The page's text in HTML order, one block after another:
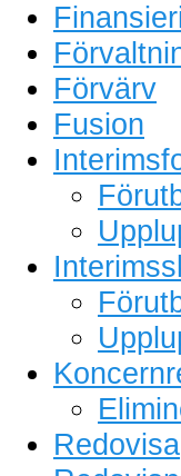
Förvärv
Fusion
Redovisa